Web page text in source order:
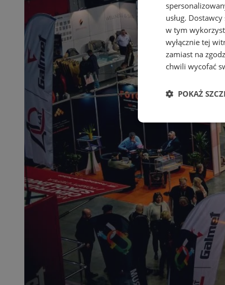
usług.
w tym
wyłącznie tej
zamiast na
chwili wycofać
POKAŻ
Niezbędne
Niezbędne pliki
zarządzanie
Nazwa
SessID